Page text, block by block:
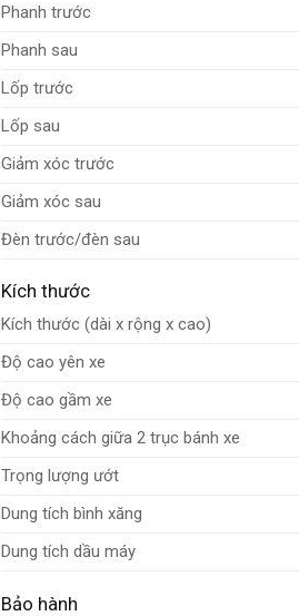
Phanh trước
Phanh sau
Lốp trước
Lốp sau
Giảm xóc trước
Giảm xóc sau
Đèn trước/đèn sau
Kích thước
Kích thước (dài x rộng x cao)
Độ cao yên xe
Độ cao gầm xe
Khoảng cách giữa 2 trục bánh xe
Trọng lượng ướt
Dung tích bình xăng
Dung tích dầu máy
Bảo hành